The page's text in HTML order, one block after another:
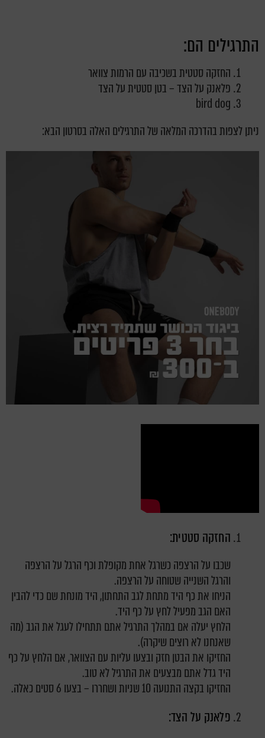
התרגילים הם:
החזקה סטטית בשכיבה עם הרמות צוואר
פלאנק על הצד – בטן סטטית על הצד
bird dog
ניתן לצפות בהדרכה המלאה של התרגילים האלה בסרטון הבא:
החזקה סטטית:
שכבו על הרצפה כשרגל אחת מקופלת וכף הרגל על הרצפה
והרגל השנייה שטוחה על הרצפה.
הניחו את כף היד מתחת לגב התחתון, היד מונחת שם כדי להבין
האם הגב מפעיל לחץ על כף היד.
הלחץ יעלה אם במהלך התרגיל אתם תתחילו לעגל את הגב (מה
שאנחנו לא רוצים שיקרה).
החזיקו את הבטן חזק ובצעו עליות עם הצוואר, אם הלחץ על כף
היד גדל אתם מבצעים את התרגיל לא טוב.
החזיקו בקצה התנועה 10 שניות ושחררו – בצעו 6 סטים כאלה.
פלאנק על הצד: